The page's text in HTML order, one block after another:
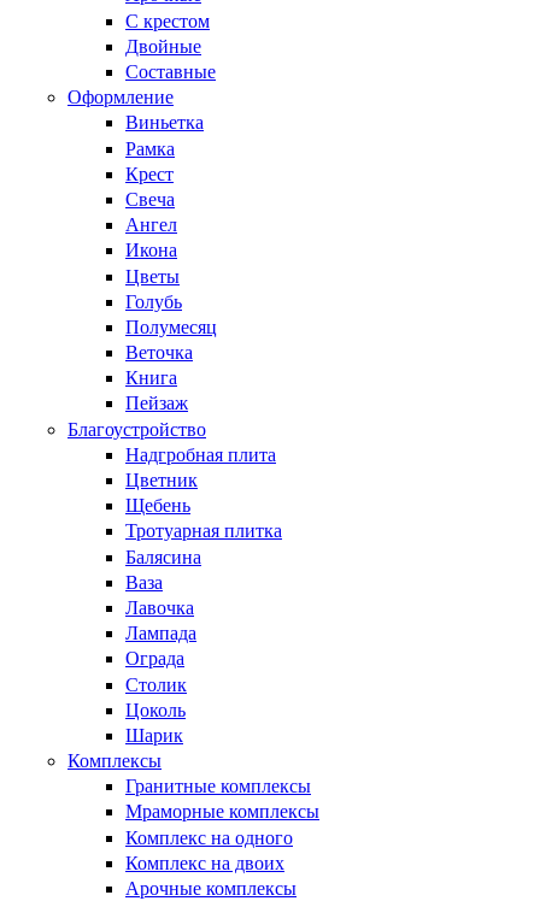
С крестом
Двойные
Составные
Оформление
Виньетка
Рамка
Крест
Свеча
Ангел
Икона
Цветы
Голубь
Полумесяц
Веточка
Книга
Пейзаж
Благоустройство
Надгробная плита
Цветник
Щебень
Тротуарная плитка
Балясина
Ваза
Лавочка
Лампада
Ограда
Столик
Цоколь
Шарик
Комплексы
Гранитные комплексы
Мраморные комплексы
Комплекс на одного
Комплекс на двоих
Арочные комплексы